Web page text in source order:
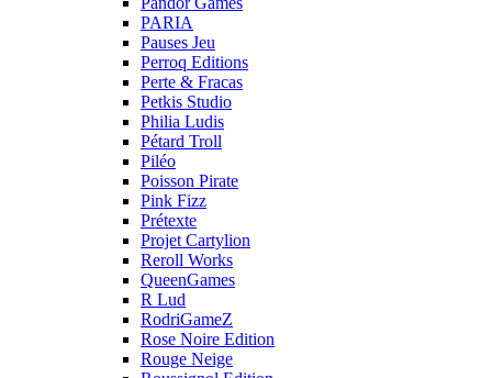
PARIA
Pauses Jeu
Perroq Editions
Perte & Fracas
Petkis Studio
Philia Ludis
Pétard Troll
Piléo
Poisson Pirate
Pink Fizz
Prétexte
Projet Cartylion
Reroll Works
QueenGames
R Lud
RodriGameZ
Rose Noire Edition
Rouge Neige